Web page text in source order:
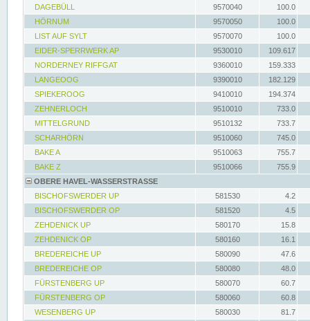
DAGEBÜLL 9570040
100.0
HÖRNUM
9570050
100.0
LIST AUF SYLT
9570070
100.0
EIDER-SPERRWERK AP
9530010
109.617
NORDERNEY RIFFGAT
9360010
159.333
LANGEOOG
9390010
182.129
SPIEKEROOG
9410010
194.374
ZEHNERLOCH
9510010
733.0
MITTELGRUND
9510132
733.7
SCHARHÖRN
9510060
745.0
BAKE A
9510063
755.7
BAKE Z
9510066
755.9
OBERE HAVEL-WASSERSTRASSE
BISCHOFSWERDER UP
581530
4.2
BISCHOFSWERDER OP
581520
4.5
ZEHDENICK UP
580170
15.8
ZEHDENICK OP
580160
16.1
BREDEREICHE UP
580090
47.6
BREDEREICHE OP
580080
48.0
FÜRSTENBERG UP
580070
60.7
FÜRSTENBERG OP
580060
60.8
WESENBERG UP
580030
81.7